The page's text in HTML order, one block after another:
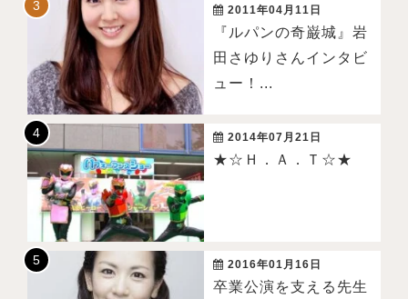
2011年04月11日
『ルパンの奇巌城』岩
田さゆりさんインタビ
ュー！...
2014年07月21日
★☆Ｈ．Ａ．Ｔ☆★
2016年01月16日
卒業公演を支える先生